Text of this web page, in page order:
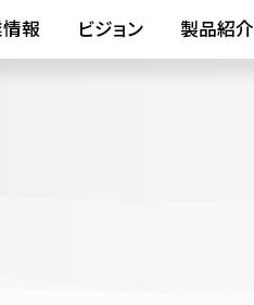
報 ビジョン 製品紹介